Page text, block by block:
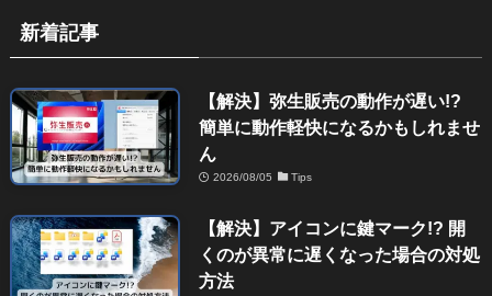
新着記事
【解決】弥生販売の動作が遅い!?
簡単に動作軽快になるかもしれませ
ん
2026/08/05 Tips
【解決】アイコンに鍵マーク!? 開
くのが異常に遅くなった場合の対処
方法